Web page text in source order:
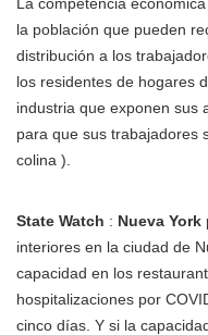
la población que pueden
distribución a los
los residentes de hogares
industria que exponen sus
para que sus trabajadores
colina ).
State Watch : Nueva York
interiores en la ciudad de
capacidad en los
hospitalizaciones por
cinco días. Y si la